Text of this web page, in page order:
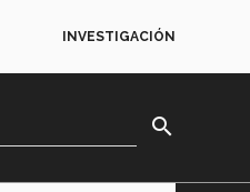
INVESTIGACIÓN
search